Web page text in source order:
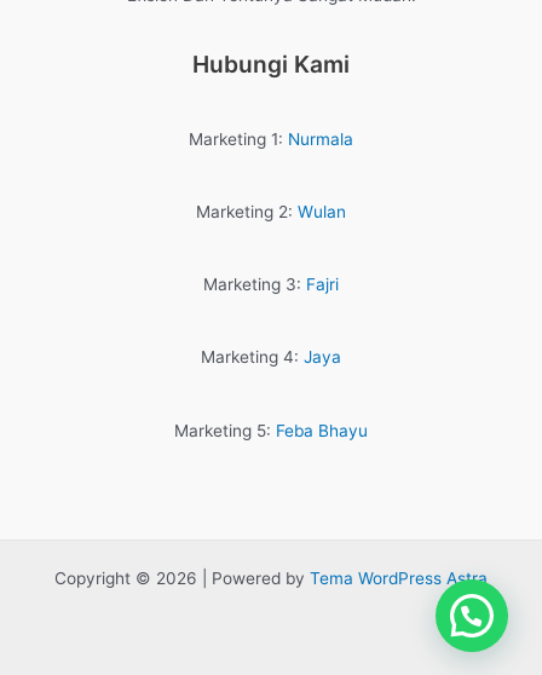
Hubungi Kami
Marketing 1: Nurmala
Marketing 2: Wulan
Marketing 3: Fajri
Marketing 4: Jaya
Marketing 5: Feba Bhayu
Copyright © 2026 | Powered by Tema WordPress Astra